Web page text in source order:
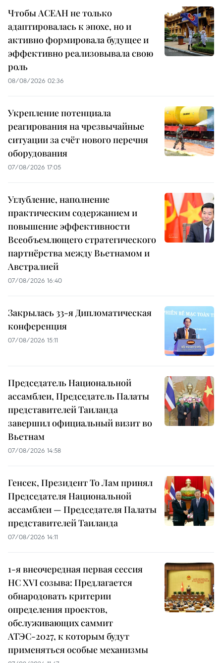
Чтобы АСЕАН не только
адаптировалась к эпохе, но и
активно формировала будущее и
эффективно реализовывала свою
роль
08/08/2026 02:36
Укрепление потенциала
реагирования на чрезвычайные
ситуации за счёт нового перечня
оборудования
07/08/2026 17:05
Углубление, наполнение
практическим содержанием и
повышение эффективности
Всеобъемлющего стратегического
партнёрства между Вьетнамом и
Австралией
07/08/2026 16:40
Закрылась 33-я Дипломатическая
конференция
07/08/2026 15:11
Председатель Национальной
ассамблеи, Председатель Палаты
представителей Таиланда
завершил официальный визит во
Вьетнам
07/08/2026 14:58
Генсек, Президент То Лам принял
Председателя Национальной
ассамблеи — Председателя Палаты
представителей Таиланда
07/08/2026 14:11
1-я внеочередная первая сессия
НС XVI созыва: Предлагается
обнародовать критерии
определения проектов,
обслуживающих саммит
АТЭС-2027, к которым будут
применяться особые механизмы